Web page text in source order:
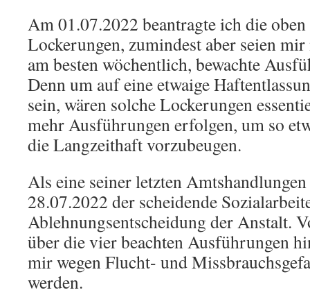
Am 01.07.2022 beantragte ich die
Lockerungen, zumindest aber seien
am besten wöchentlich, bewachte
Denn um auf eine etwaige
sein, wären solche Lockerungen
mehr Ausführungen erfolgen, um so
die Langzeithaft vorzubeugen.
Als eine seiner letzten
28.07.2022 der scheidende
Ablehnungsentscheidung der Anstalt.
über die vier beachten Ausführungen
mir wegen Flucht- und
werden.